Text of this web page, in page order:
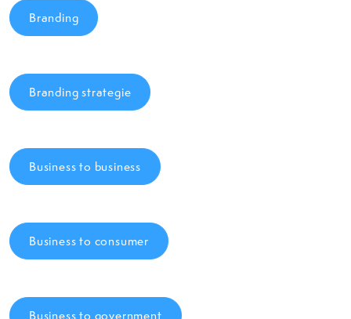
Branding
Branding strategie
Business to business
Business to consumer
Business to government